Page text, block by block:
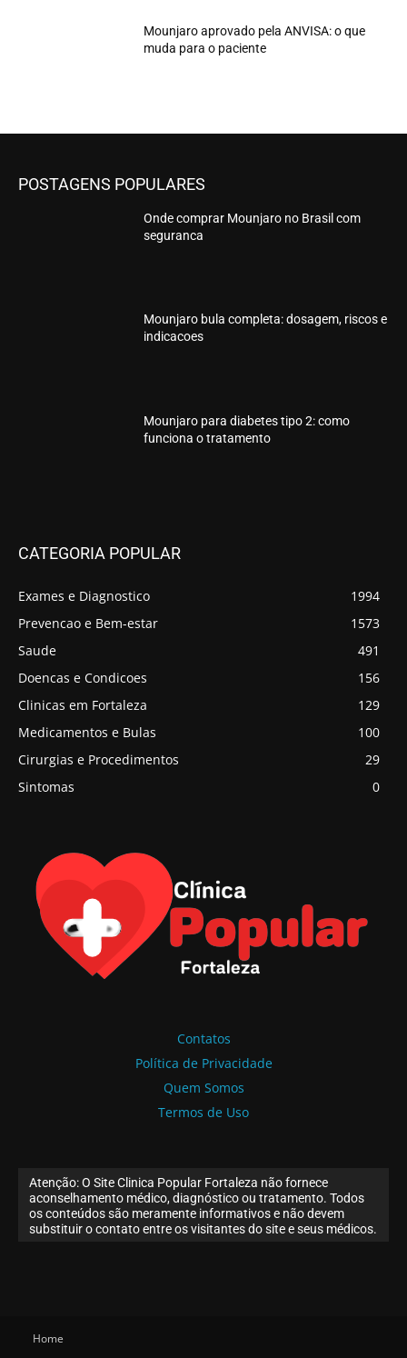
Mounjaro aprovado pela ANVISA: o que
muda para o paciente
POSTAGENS POPULARES
Onde comprar Mounjaro no Brasil com
seguranca
Mounjaro bula completa: dosagem, riscos e
indicacoes
Mounjaro para diabetes tipo 2: como
funciona o tratamento
CATEGORIA POPULAR
Exames e Diagnostico
1994
Prevencao e Bem-estar
1573
Saude
491
Doencas e Condicoes
156
Clinicas em Fortaleza
129
Medicamentos e Bulas
100
Cirurgias e Procedimentos
29
Sintomas
0
Contatos
Política de Privacidade
Quem Somos
Termos de Uso
Atenção: O Site Clinica Popular Fortaleza não fornece
aconselhamento médico, diagnóstico ou tratamento. Todos
os conteúdos são meramente informativos e não devem
substituir o contato entre os visitantes do site e seus médicos.
Home